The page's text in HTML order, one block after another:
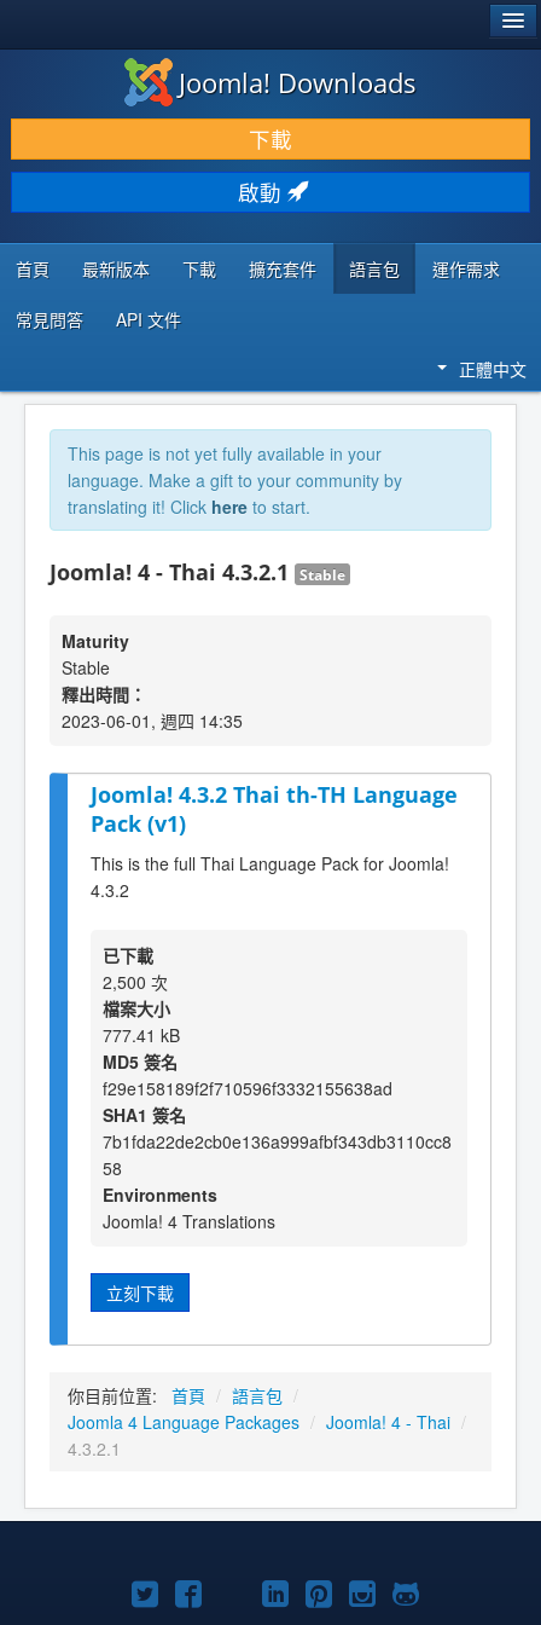
下載 & 擴充
發現 & 學習
社群 & 支援
程式者資源
Joomla! Downloads
下載
啟動
首頁 最新版本 下載 擴充套件 語言包 運作需求
常見問答 API 文件
正體中文
This page is not yet fully available in your
language. Make a gift to your community by
translating it! Click here to start.
Joomla! 4 - Thai 4.3.2.1 Stable
Maturity
Stable
釋出時間：
2023-06-01, 週四 14:35
Joomla! 4.3.2 Thai th-TH Language
Pack (v1)
This is the full Thai Language Pack for Joomla!
4.3.2
已下載
2,500 次
檔案大小
777.41 kB
MD5 簽名
f29e158189f2f710596f3332155638ad
SHA1 簽名
7b1fda22de2cb0e136a999afbf343db3110cc8
58
Environments
Joomla! 4 Translations
立刻下載
你目前位置: 首頁 / 語言包 /
Joomla 4 Language Packages / Joomla! 4 - Thai /
4.3.2.1
TwitterFacebookYouTube
Linkedln
Pinterest
Instagram
GitHub